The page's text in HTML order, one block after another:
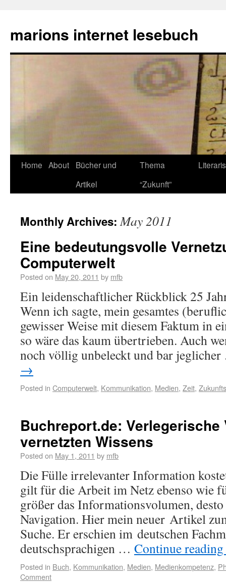
marions internet lesebuch
Home About
Bücher und
Artikel
Thema
“Zukunft”
Monthly Archives:May 2011
Eine bedeutungsvolle
Computerwelt
Posted on May 20, 2011 by mfb
Ein leidenschaftlicher Rückblick 25
Wenn ich sagte, mein gesamtes
gewisser Weise mit diesem Faktum in
so wäre das kaum übertrieben. Auch
noch völlig unbeleckt und bar
→
Posted in Computerwelt, Kommunikation, Medien, Zeit,
Buchreport.de: Verlegerische
vernetzten Wissens
Posted on May 1, 2011 by mfb
Die Fülle irrelevanter Information
gilt für die Arbeit im Netz ebenso wie
größer das Informationsvolumen,
Navigation. Hier mein neuer Artikel
Suche. Er erschien im deutschen
deutschsprachigen … Continue reading
Posted in Buch, Kommunikation, Medien, Medienkompetenz,
Comment